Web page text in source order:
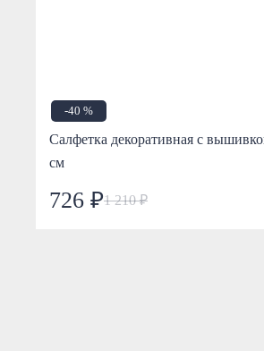
-40 %
Салфетка декоративная с
см
726 ₽1 210 ₽